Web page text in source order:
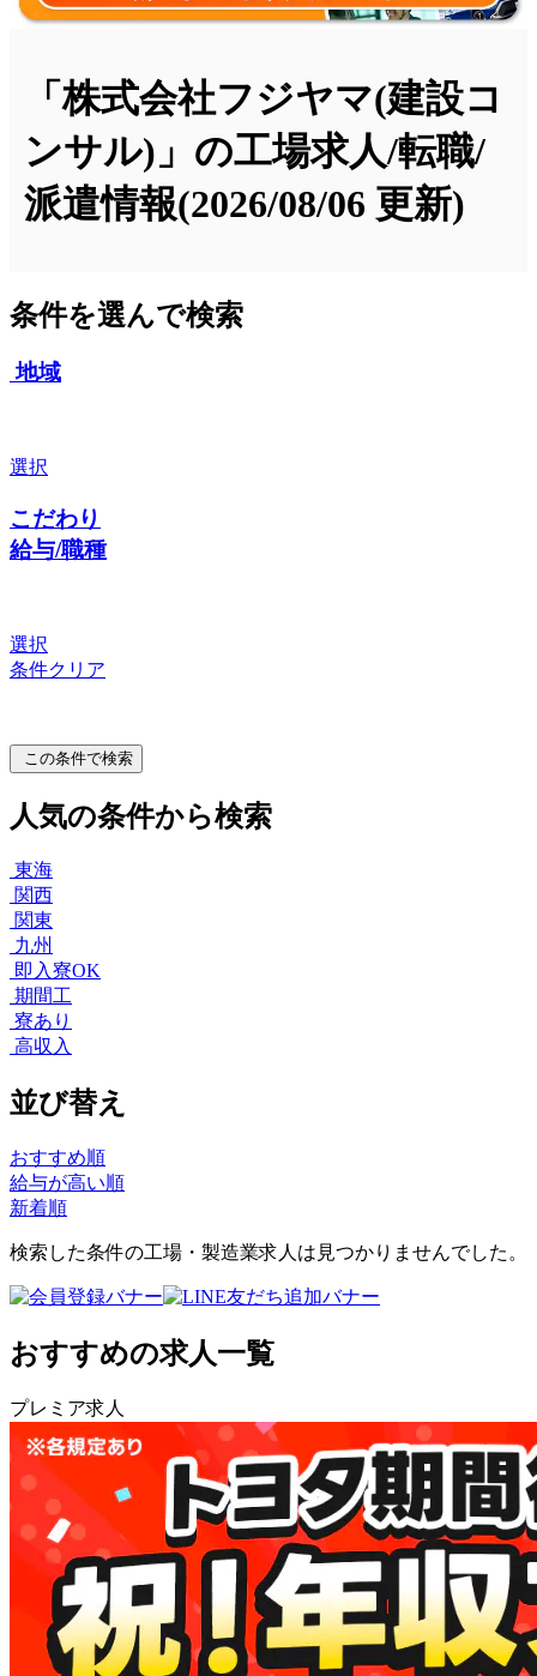
「株式会社フジヤマ(建設コ
ンサル)」の工場求人/転職/
派遣情報(2026/08/06 更新)
条件を選んで検索
地域
選択
こだわり
給与/職種
選択
条件クリア
この条件で検索
人気の条件から検索
東海
関西
関東
九州
即入寮OK
期間工
寮あり
高収入
並び替え
おすすめ順
給与が高い順
新着順
検索した条件の工場・製造業求人は見つかりませんでした。
おすすめの求人一覧
プレミア求人